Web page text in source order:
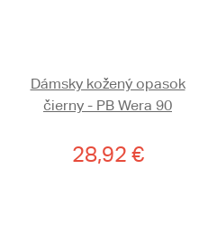
Dámsky kožený opasok
čierny - PB Wera 90
28,92 €